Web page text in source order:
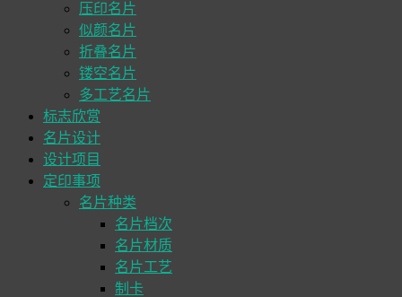
压印名片
似颜名片
折叠名片
镂空名片
多工艺名片
标志欣赏
名片设计
设计项目
定印事项
名片种类
名片档次
名片材质
名片工艺
制卡